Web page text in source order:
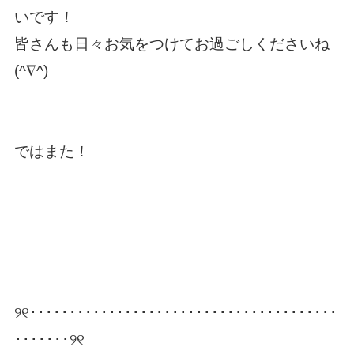
いです！
皆さんも日々お気をつけてお過ごしくださいね
(^∇^)
ではまた！
୨୧･･･････････････････････････････････････
･･･････୨୧